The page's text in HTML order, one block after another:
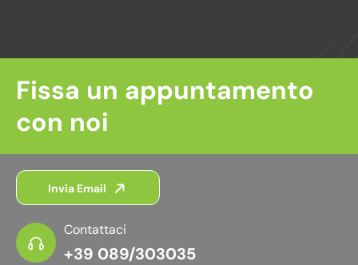
Fissa un appuntamento
con noi
Invia Email
Contattaci
+39 089/303035